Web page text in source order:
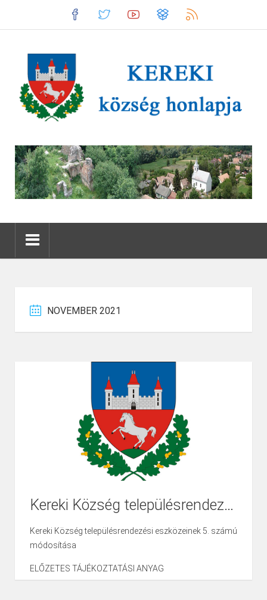
NOVEMBER 2021
Kereki Község településrendezési eszközeinek 5. számú módosítása – ELŐZETES TÁJÉKOZTATÁSI ANYAG
Kereki Község településrendezési eszközeinek 5. számú
módosítása
ELŐZETES TÁJÉKOZTATÁSI ANYAG